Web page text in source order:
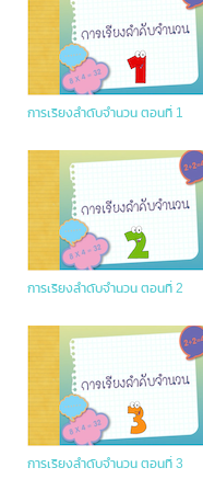
การเรียงลำดับจำนวน ตอนที่ 1
การเรียงลำดับจำนวน ตอนที่ 2
การเรียงลำดับจำนวน ตอนที่ 3